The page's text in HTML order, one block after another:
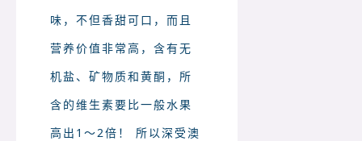
味，不但香甜可口，而且
营养价值非常高，含有无
机盐、矿物质和黄酮，所
含的维生素要比一般水果
高出1～2倍！ 所以深受澳